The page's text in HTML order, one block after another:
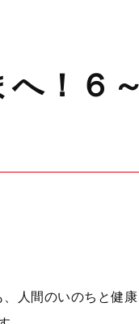
！６
人間のいのちと健